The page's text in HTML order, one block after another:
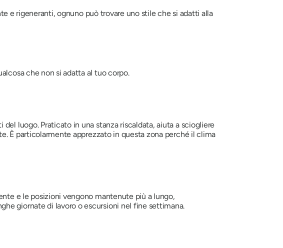
e rigeneranti, ognuno può trovare uno stile che si adatti alla
che non si adatta al tuo corpo.
luogo. Praticato in una stanza riscaldata, aiuta a sciogliere
È particolarmente apprezzato in questa zona perché il clima
e le posizioni vengono mantenute più a lungo,
giornate di lavoro o escursioni nel fine settimana.